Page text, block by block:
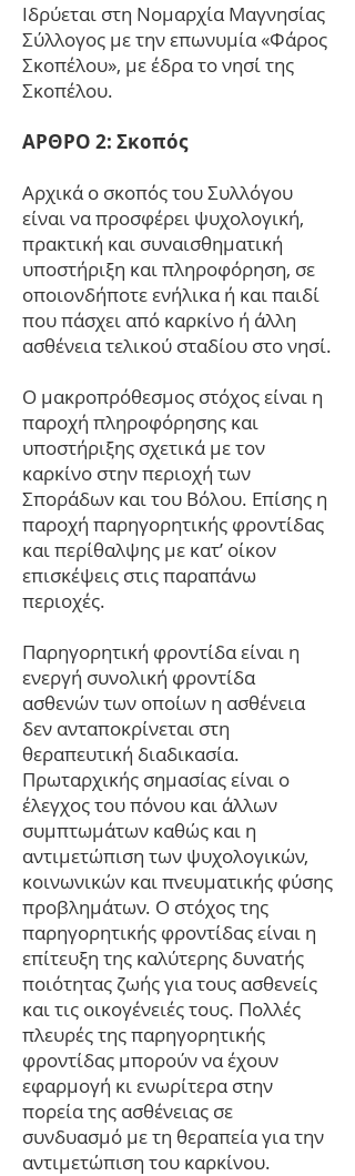
Ιδρύεται στη Νομαρχία Μαγνησίας
Σύλλογος με την επωνυμία «Φάρος
Σκοπέλου», με έδρα το νησί της
Σκοπέλου.
ΑΡΘΡΟ 2: Σκοπός
Αρχικά ο σκοπός του Συλλόγου
είναι να προσφέρει ψυχολογική,
πρακτική και συναισθηματική
υποστήριξη και πληροφόρηση, σε
οποιονδήποτε ενήλικα ή και παιδί
που πάσχει από καρκίνο ή άλλη
ασθένεια τελικού σταδίου στο νησί.
Ο μακροπρόθεσμος στόχος είναι η
παροχή πληροφόρησης και
υποστήριξης σχετικά με τον
καρκίνο στην περιοχή των
Σποράδων και του Βόλου. Επίσης η
παροχή παρηγορητικής φροντίδας
και περίθαλψης με κατ’ οίκον
επισκέψεις στις παραπάνω
περιοχές.
Παρηγορητική φροντίδα είναι η
ενεργή συνολική φροντίδα
ασθενών των οποίων η ασθένεια
δεν ανταποκρίνεται στη
θεραπευτική διαδικασία.
Πρωταρχικής σημασίας είναι ο
έλεγχος του πόνου και άλλων
συμπτωμάτων καθώς και η
αντιμετώπιση των ψυχολογικών,
κοινωνικών και πνευματικής φύσης
προβλημάτων. Ο στόχος της
παρηγορητικής φροντίδας είναι η
επίτευξη της καλύτερης δυνατής
ποιότητας ζωής για τους ασθενείς
και τις οικογένειές τους. Πολλές
πλευρές της παρηγορητικής
φροντίδας μπορούν να έχουν
εφαρμογή κι ενωρίτερα στην
πορεία της ασθένειας σε
συνδυασμό με τη θεραπεία για την
αντιμετώπιση του καρκίνου.